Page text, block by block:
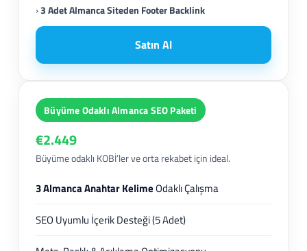
›3 Adet Almanca Siteden Footer Backlink
Satın Al
Büyüme Odaklı Almanca SEO Paketi
€2.449
Büyüme odaklı KOBİ’ler ve orta rekabet için ideal.
3 Almanca Anahtar KelimeOdaklı Çalışma
SEO Uyumlu İçerik Desteği (5 Adet)